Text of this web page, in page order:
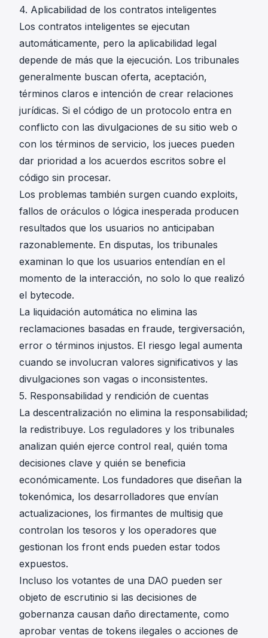
4. Aplicabilidad de los contratos inteligentes
Los contratos inteligentes se ejecutan
automáticamente, pero la aplicabilidad legal
depende de más que la ejecución. Los tribunales
generalmente buscan oferta, aceptación,
términos claros e intención de crear relaciones
jurídicas. Si el código de un protocolo entra en
conflicto con las divulgaciones de su sitio web o
con los términos de servicio, los jueces pueden
dar prioridad a los acuerdos escritos sobre el
código sin procesar.
Los problemas también surgen cuando exploits,
fallos de oráculos o lógica inesperada producen
resultados que los usuarios no anticipaban
razonablemente. En disputas, los tribunales
examinan lo que los usuarios entendían en el
momento de la interacción, no solo lo que realizó
el bytecode.
La liquidación automática no elimina las
reclamaciones basadas en fraude, tergiversación,
error o términos injustos. El riesgo legal aumenta
cuando se involucran valores significativos y las
divulgaciones son vagas o inconsistentes.
5. Responsabilidad y rendición de cuentas
La descentralización no elimina la responsabilidad;
la redistribuye. Los reguladores y los tribunales
analizan quién ejerce control real, quién toma
decisiones clave y quién se beneficia
económicamente. Los fundadores que diseñan la
tokenómica, los desarrolladores que envían
actualizaciones, los firmantes de multisig que
controlan los tesoros y los operadores que
gestionan los front ends pueden estar todos
expuestos.
Incluso los votantes de una DAO pueden ser
objeto de escrutinio si las decisiones de
gobernanza causan daño directamente, como
aprobar ventas de tokens ilegales o acciones de